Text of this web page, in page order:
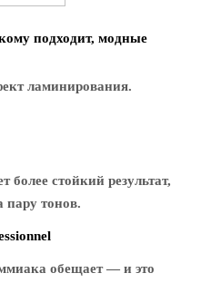
подходит, модные
ламинирования.
более стойкий результат,
пару тонов.
обещает — и это